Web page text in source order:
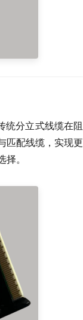
统分立式线缆在阻
匹配线缆，实现更
。